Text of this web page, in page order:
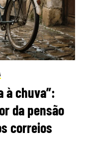
à chuva”:
da pensão
correios